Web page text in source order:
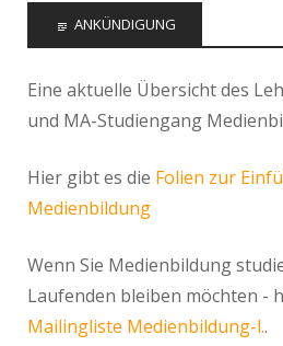
ANKÜNDIGUNG
Eine aktuelle Übersicht des
und MA-Studiengang
Hier gibt es die Folien zur
Medienbildung
Wenn Sie Medienbildung
Laufenden bleiben möchten -
Mailingliste Medienbildung-l..